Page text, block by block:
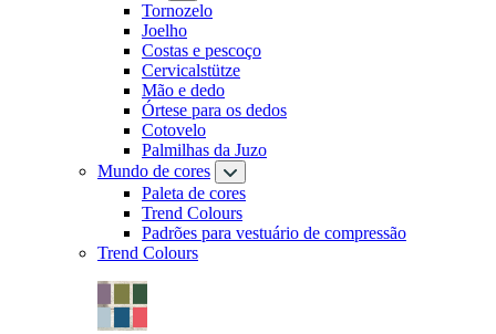
Tornozelo
Joelho
Costas e pescoço
Cervicalstütze
Mão e dedo
Órtese para os dedos
Cotovelo
Palmilhas da Juzo
Mundo de cores
Paleta de cores
Trend Colours
Padrões para vestuário de compressão
Trend Colours